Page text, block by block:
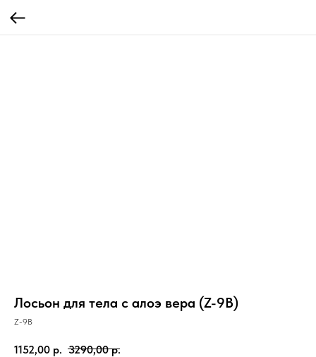
Лосьон для тела с алоэ вера (Z-9B)
Z-9B
1152,00 р. 3290,00 р.